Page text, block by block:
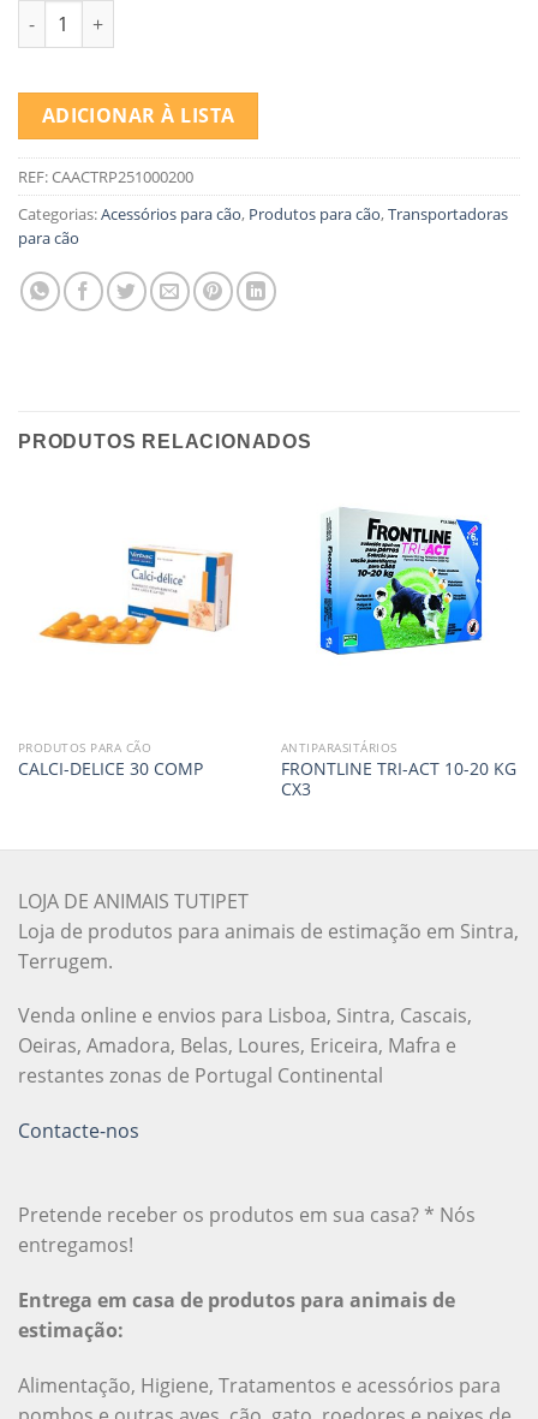
Quantidade de TRANSPORTADORA SPRINT 1 C/ PORTA
ADICIONAR À LISTA
REF:CAACTRP251000200
Categorias:Acessórios para cão, Produtos para cão,Transportadoras
para cão
PRODUTOS RELACIONADOS
PRODUTOS PARA CÃO
CALCI-DELICE 30 COMP
ANTIPARASITÁRIOS
FRONTLINE TRI-ACT 10-20 KG
CX3
LOJA DE ANIMAIS TUTIPET
Loja de produtos para animais de estimação em Sintra,
Terrugem.
Venda online e envios para Lisboa, Sintra, Cascais,
Oeiras, Amadora, Belas, Loures, Ericeira, Mafra e
restantes zonas de Portugal Continental
Contacte-nos
Pretende receber os produtos em sua casa? * Nós
entregamos!
Entrega em casa de produtos para animais de
estimação:
Alimentação, Higiene, Tratamentos e acessórios para